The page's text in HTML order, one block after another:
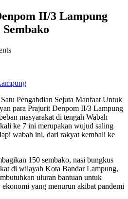
II/3 Lampung
Pengabdian Sejuta Manfaat Untuk
para Prajurit Denpom II/3 Lampung
masyarakat di tengah Wabah
ke 7 ini merupakan wujud saling
wabah ini, dari rakyat kembali ke
150 sembako, nasi bungkus
di wilayah Kota Bandar Lampung,
uluran bantuan untuk
yang menurun akibat pandemi